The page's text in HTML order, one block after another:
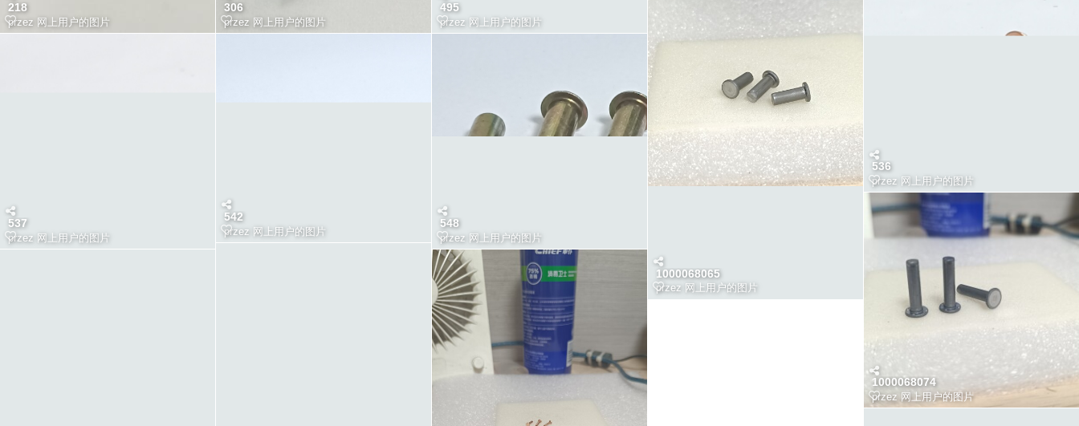
218
przez 网上用户的图片
306
przez 网上用户的图片
495
przez 网上用户的图片
536
przez 网上用户的图片
537
przez 网上用户的图片
542
przez 网上用户的图片
548
przez 网上用户的图片
1000068074
przez 网上用户的图片
1000068065
przez 网上用户的图片